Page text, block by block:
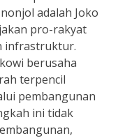
adalah Joko
pro-rakyat
infrastruktur.
berusaha
terpencil
pembangunan
ini tidak